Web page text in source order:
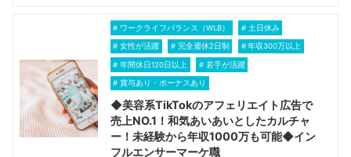
ワークライフバランス（WLB） 土日休み
女性が活躍 完全週休2日制 年収300万以上
年間休日120日以上 若手が活躍
賞与あり・ボーナスあり
◆美容系TikTokのアフェリエイト広告で
売上NO.1！和気あいあいとしたカルチャ
ー！未経験から年収1000万も可能◆イン
フルエンサーマーケ職